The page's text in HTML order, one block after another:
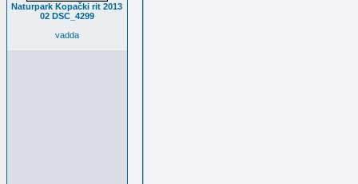
Naturpark Kopački rit 2013
02 DSC_4299
vadda